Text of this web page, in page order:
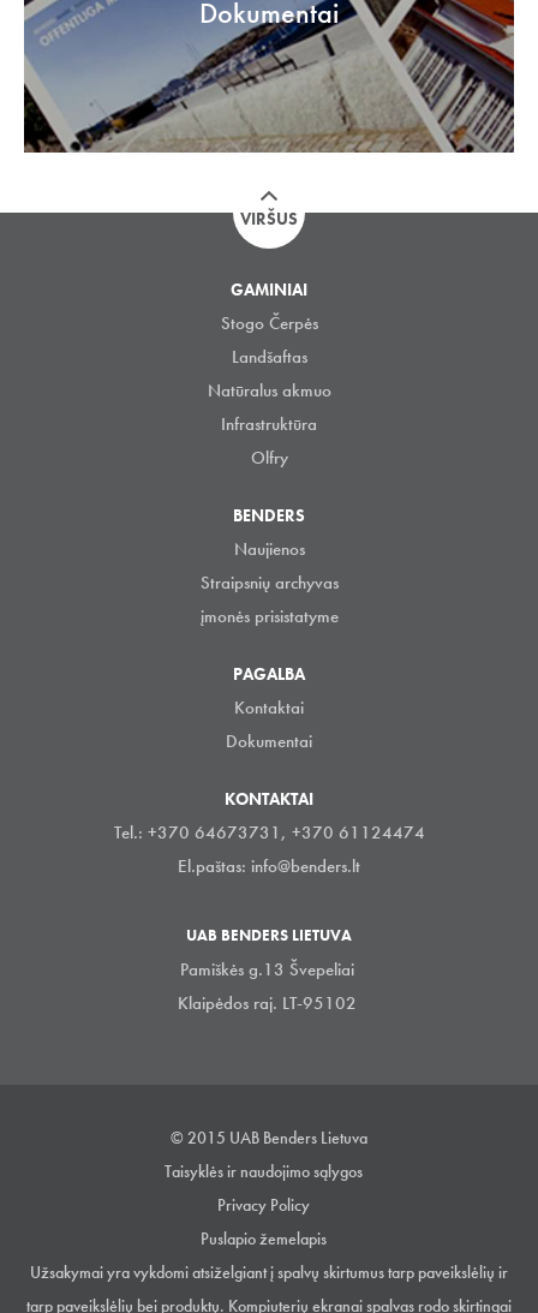
Dokumentai
VIRŠUS
GAMINIAI
Stogo Čerpės
Landšaftas
Natūralus akmuo
Infrastruktūra
Olfry
BENDERS
Naujienos
Straipsnių archyvas
įmonės prisistatyme
PAGALBA
Kontaktai
Dokumentai
KONTAKTAI
Tel.: +370 64673731, +370 61124474
El.paštas: info@benders.lt
UAB BENDERS LIETUVA
Pamiškės g.13 Švepeliai
Klaipėdos raj. LT-95102
© 2015 UAB Benders Lietuva
Taisyklės ir naudojimo sąlygos
Privacy Policy
Puslapio žemelapis
Užsakymai yra vykdomi atsiželgiant į spalvų skirtumus tarp paveikslėlių ir
tarp paveikslėlių bei produktų. Kompiuterių ekranai spalvas rodo skirtingai